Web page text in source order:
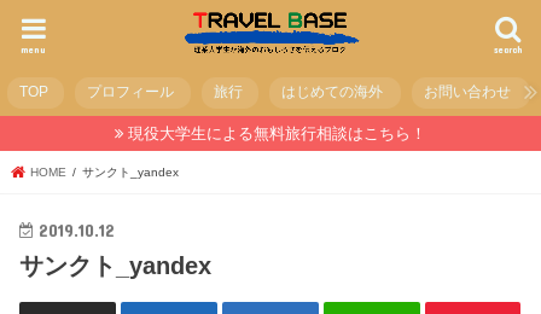
search
menu
TOP プロフィール 旅行 はじめての海外 お問い合わせ
現役大学生による無料旅行相談はこちら！
HOME サンクト_yandex
2019.10.12
サンクト_yandex